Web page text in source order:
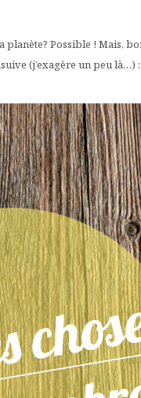
Possible ! Mais,
(j’exagère un peu